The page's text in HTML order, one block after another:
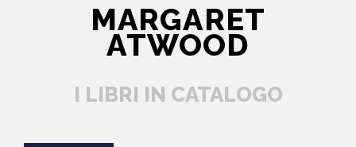
MARGARET
ATWOOD
I LIBRI IN CATALOGO